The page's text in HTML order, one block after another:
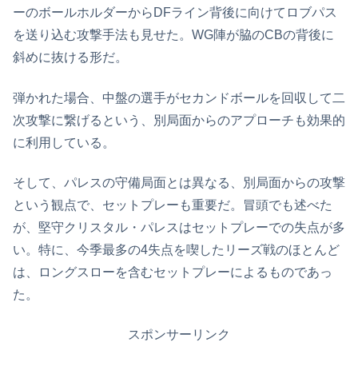
ーのボールホルダーからDFライン背後に向けてロブパス
を送り込む攻撃手法も見せた。WG陣が脇のCBの背後に
斜めに抜ける形だ。
弾かれた場合、中盤の選手がセカンドボールを回収して二
次攻撃に繋げるという、別局面からのアプローチも効果的
に利用している。
そして、パレスの守備局面とは異なる、別局面からの攻撃
という観点で、セットプレーも重要だ。冒頭でも述べた
が、堅守クリスタル・パレスはセットプレーでの失点が多
い。特に、今季最多の4失点を喫したリーズ戦のほとんど
は、ロングスローを含むセットプレーによるものであっ
た。
スポンサーリンク